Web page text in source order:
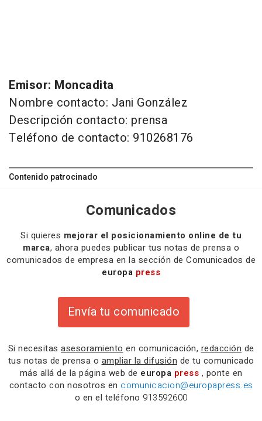
Emisor: Moncadita
Nombre contacto: Jani González
Descripción contacto: prensa
Teléfono de contacto: 910268176
Contenido patrocinado
Comunicados
Si quieres mejorar el posicionamiento online de tu
marca, ahora puedes publicar tus notas de prensa o
comunicados de empresa en la sección de Comunicados de
europa press
Envía tu comunicado
Si necesitas asesoramiento en comunicación, redacción de
tus notas de prensa o ampliar la difusión de tu comunicado
más allá de la página web de europa press , ponte en
contacto con nosotros en comunicacion@europapress.es
o en el teléfono 913592600